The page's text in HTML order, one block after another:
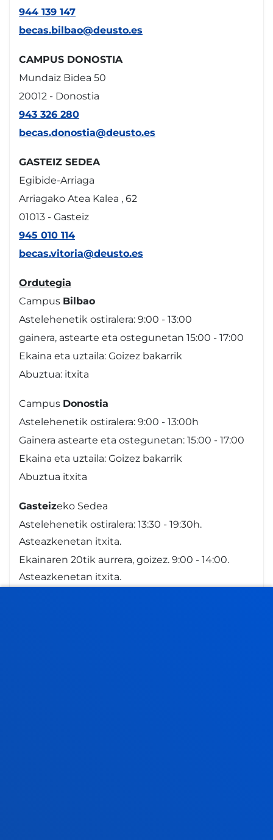
944 139 147
becas.bilbao@deusto.es
CAMPUS DONOSTIA
Mundaiz Bidea 50
20012 - Donostia
943 326 280
becas.donostia@deusto.es
GASTEIZ SEDEA
Egibide-Arriaga
Arriagako Atea Kalea , 62
01013 - Gasteiz
945 010 114
becas.vitoria@deusto.es
Ordutegia
Campus Bilbao
Astelehenetik ostiralera: 9:00 - 13:00
gainera, astearte eta ostegunetan 15:00 - 17:00
Ekaina eta uztaila: Goizez bakarrik
Abuztua: itxita
Campus Donostia
Astelehenetik ostiralera: 9:00 - 13:00h
Gainera astearte eta ostegunetan: 15:00 - 17:00
Ekaina eta uztaila: Goizez bakarrik
Abuztua itxita
Gasteizeko Sedea
Astelehenetik ostiralera: 13:30 - 19:30h.
Asteazkenetan itxita.
Ekainaren 20tik aurrera, goizez. 9:00 - 14:00.
Asteazkenetan itxita.